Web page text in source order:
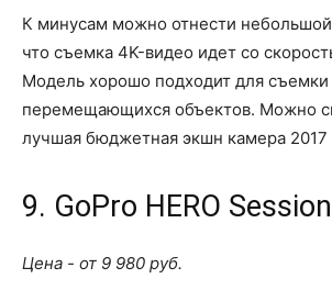
К минусам можно отнести небольшой
что съемка 4K-видео идет со
Модель хорошо подходит для
перемещающихся объектов. Можно
лучшая бюджетная экшн камера 2017
9. GoPro HERO Session
Цена - от 9 980 руб.